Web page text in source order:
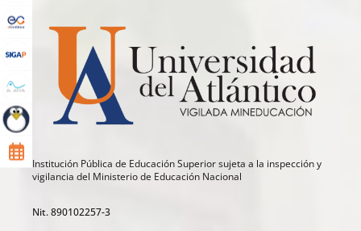
Institución Pública de Educación Superior sujeta a la inspección y
vigilancia del Ministerio de Educación Nacional
Nit. 890102257-3